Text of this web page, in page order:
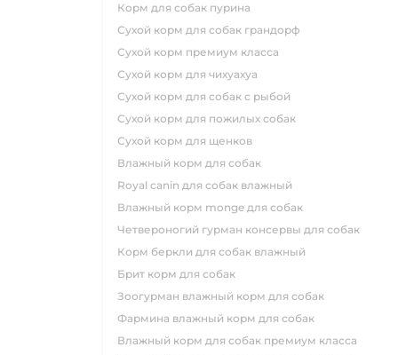
корм для собак пурина
сухой корм для собак грандорф
сухой корм премиум класса
сухой корм для чихуахуа
сухой корм для собак с рыбой
сухой корм для пожилых собак
сухой корм для щенков
влажный корм для собак
royal canin для собак влажный
влажный корм monge для собак
четвероногий гурман консервы для собак
корм беркли для собак влажный
брит корм для собак
зоогурман влажный корм для собак
фармина влажный корм для собак
влажный корм для собак премиум класса